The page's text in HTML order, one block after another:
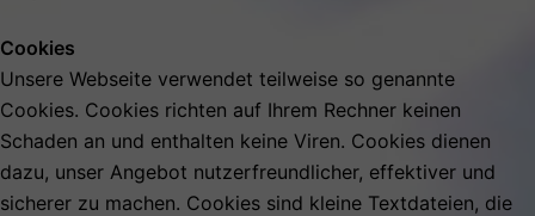
Cookies
Unsere Webseite verwendet teilweise so genannte
Cookies. Cookies richten auf Ihrem Rechner keinen
Schaden an und enthalten keine Viren. Cookies dienen
dazu, unser Angebot nutzerfreundlicher, effektiver und
sicherer zu machen. Cookies sind kleine Textdateien, die